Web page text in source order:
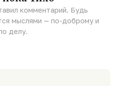
комментарий. Будь
мыслями — по-доброму и
делу.